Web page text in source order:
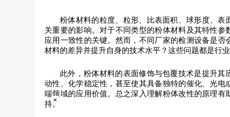
粉体材料的粒度、粒形、比表面积、球形度、
关重要的影响。对于不同类型的粉体材料及其特性
应用一致性的关键。然而，不同厂家的检测设备是
材料的差异并提升自身的技术水平？这些问题都是行
此外，粉体材料的表面修饰与包覆技术是提升
动性、化学稳定性，甚至使其具备独特的催化、光
端领域的应用价值。总之深入理解粉体改性的原理
持。
×